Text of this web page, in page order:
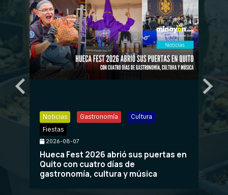
Noticias Gastronomía
Cultura
Fiestas
2026-08-07
Hueca Fest 2026 abrió sus puertas en
Quito con cuatro días de
gastronomía, cultura y música